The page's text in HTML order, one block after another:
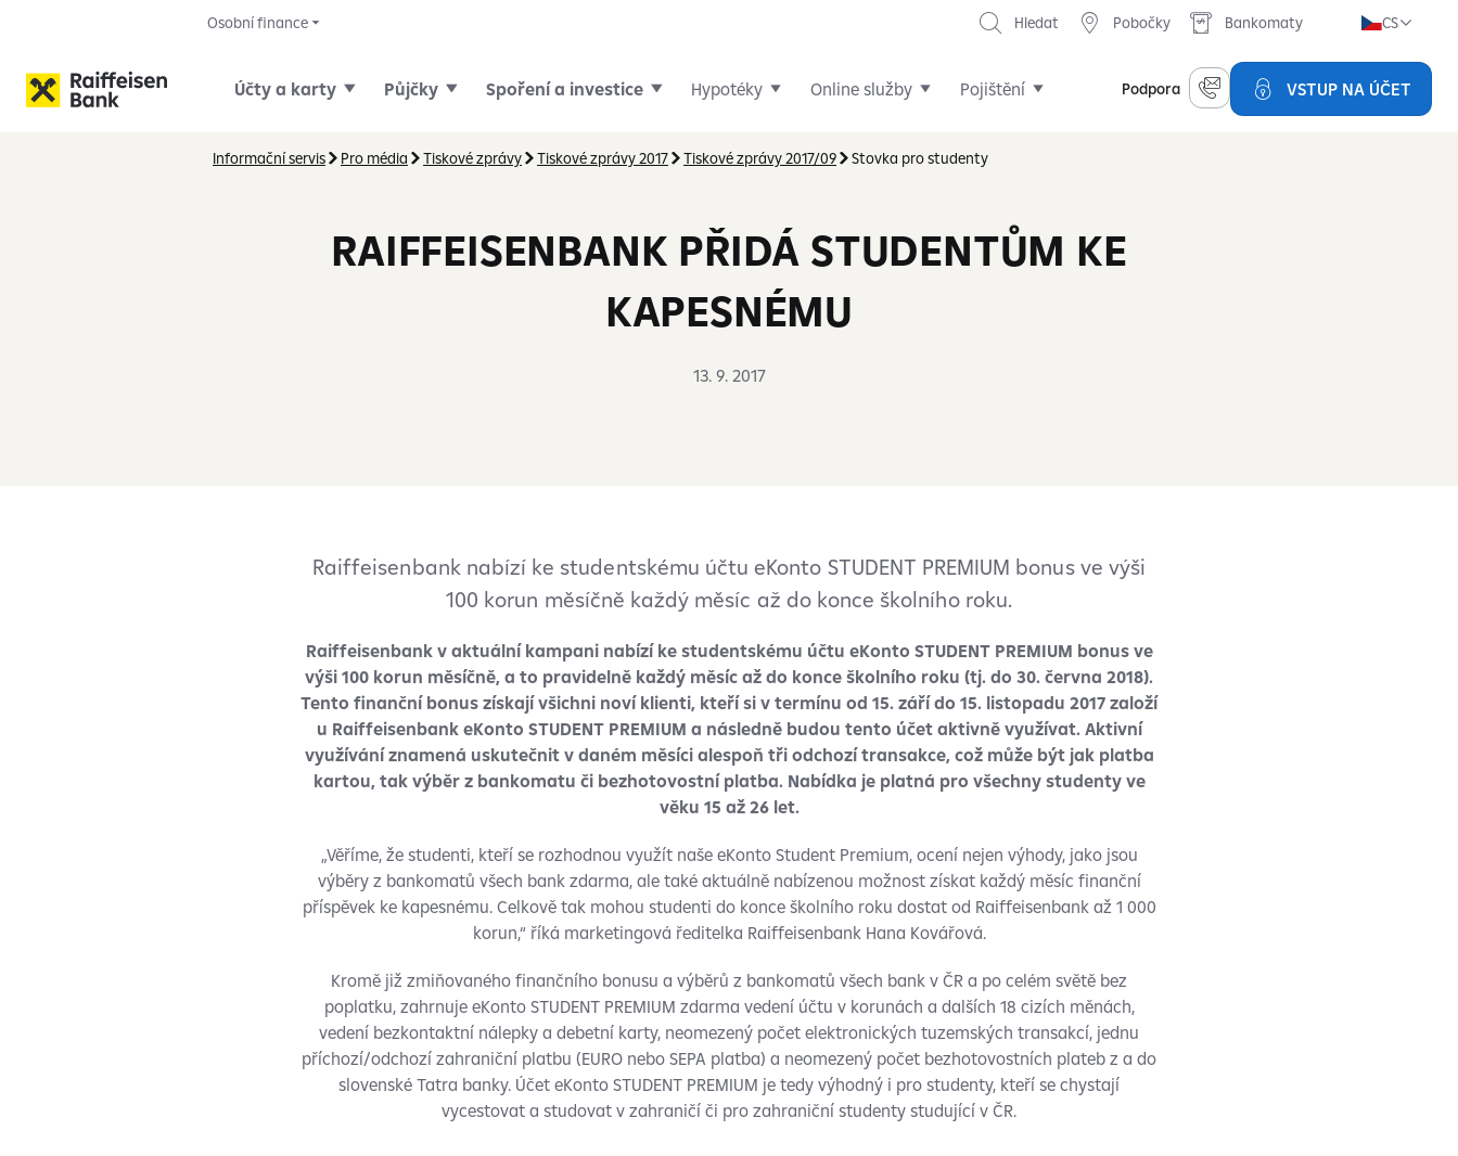
Účty a karty Půjčky Spoření a investice Hypotéky Online služby Pojištění Podpora VSTUP NA ÚČET
Osobní finance CS
Hledat Pobočky Bankomaty
Informační servis Pro média Tiskové zprávy Tiskové zprávy 2017 Tiskové zprávy 2017/09 Stovka pro studenty
RAIFFEISENBANK PŘIDÁ STUDENTŮM KE
KAPESNÉMU
13. 9. 2017
Raiffeisenbank nabízí ke studentskému účtu eKonto STUDENT PREMIUM bonus ve výši
100 korun měsíčně každý měsíc až do konce školního roku.
Raiffeisenbank v aktuální kampani nabízí ke studentskému účtu eKonto STUDENT PREMIUM bonus ve
výši 100 korun měsíčně, a to pravidelně každý měsíc až do konce školního roku (tj. do 30. června 2018).
Tento finanční bonus získají všichni noví klienti, kteří si v termínu od 15. září do 15. listopadu 2017 založí
u Raiffeisenbank eKonto STUDENT PREMIUM a následně budou tento účet aktivně využívat. Aktivní
využívání znamená uskutečnit v daném měsíci alespoň tři odchozí transakce, což může být jak platba
kartou, tak výběr z bankomatu či bezhotovostní platba. Nabídka je platná pro všechny studenty ve
věku 15 až 26 let.
„Věříme, že studenti, kteří se rozhodnou využít naše eKonto Student Premium, ocení nejen výhody, jako jsou
výběry z bankomatů všech bank zdarma, ale také aktuálně nabízenou možnost získat každý měsíc finanční
příspěvek ke kapesnému. Celkově tak mohou studenti do konce školního roku dostat od Raiffeisenbank až 1 000
korun,“ říká marketingová ředitelka Raiffeisenbank Hana Kovářová.
Kromě již zmiňovaného finančního bonusu a výběrů z bankomatů všech bank v ČR a po celém světě bez
poplatku, zahrnuje eKonto STUDENT PREMIUM zdarma vedení účtu v korunách a dalších 18 cizích měnách,
vedení bezkontaktní nálepky a debetní karty, neomezený počet elektronických tuzemských transakcí, jednu
příchozí/odchozí zahraniční platbu (EURO nebo SEPA platba) a neomezený počet bezhotovostních plateb z a do
slovenské Tatra banky. Účet eKonto STUDENT PREMIUM je tedy výhodný i pro studenty, kteří se chystají
vycestovat a studovat v zahraničí či pro zahraniční studenty studující v ČR.